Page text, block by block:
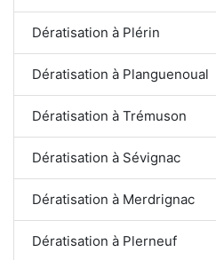
Dératisation à Plérin
Dératisation à Planguenoual
Dératisation à Trémuson
Dératisation à Sévignac
Dératisation à Merdrignac
Dératisation à Plerneuf